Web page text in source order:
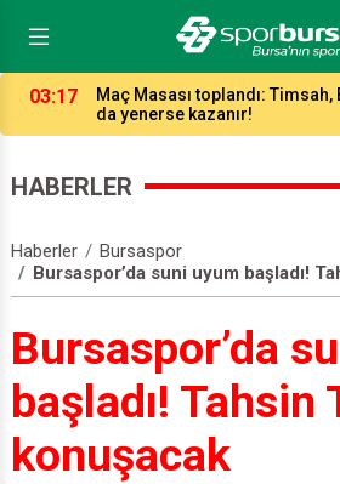
03:17
Maç Masası toplandı: Timsah,
da yenerse kazanır!
HABERLER
Haberler
Bursaspor
Bursaspor’da suni uyum başladı!
Bursaspor’da
başladı! Tahsin
konuşacak